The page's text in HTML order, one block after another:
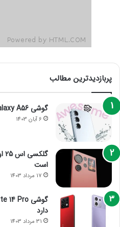
پربازدیدترین مطالب
گوشی Galaxy A56 با دوربین بهتر همراه است
6 آبان 1403
است
17 مرداد 1403
دارد
31 مرداد 1403